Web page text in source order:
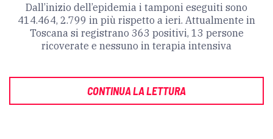
Dall’inizio dell’epidemia i tamponi eseguiti sono
414.464, 2.799 in più rispetto a ieri. Attualmente in
Toscana si registrano 363 positivi, 13 persone
ricoverate e nessuno in terapia intensiva
CONTINUA LA LETTURA